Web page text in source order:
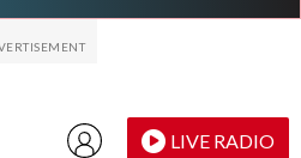
LIVE RADIO